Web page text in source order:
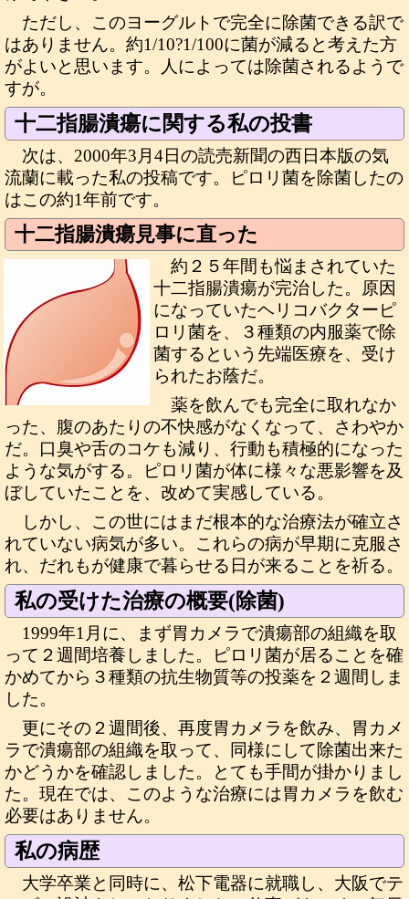
ただし、このヨーグルトで完全に除菌できる訳で
はありません。約1/10?1/100に菌が減ると考えた方
がよいと思います。人によっては除菌されるようで
すが。
十二指腸潰瘍に関する私の投書
次は、2000年3月4日の読売新聞の西日本版の気
流蘭に載った私の投稿です。ピロリ菌を除菌したの
はこの約1年前です。
十二指腸潰瘍見事に直った
約２５年間も悩まされていた
十二指腸潰瘍が完治した。原因
になっていたヘリコバクターピ
ロリ菌を、３種類の内服薬で除
菌するという先端医療を、受け
られたお蔭だ。
薬を飲んでも完全に取れなか
った、腹のあたりの不快感がなくなって、さわやか
だ。口臭や舌のコケも減り、行動も積極的になった
ような気がする。ピロリ菌が体に様々な悪影響を及
ぼしていたことを、改めて実感している。
しかし、この世にはまだ根本的な治療法が確立さ
れていない病気が多い。これらの病が早期に克服さ
れ、だれもが健康で暮らせる日が来ることを祈る。
私の受けた治療の概要(除菌)
1999年1月に、まず胃カメラで潰瘍部の組織を取
って２週間培養しました。ピロリ菌が居ることを確
かめてから３種類の抗生物質等の投薬を２週間しま
した。
更にその２週間後、再度胃カメラを飲み、胃カメ
ラで潰瘍部の組織を取って、同様にして除菌出来た
かどうかを確認しました。とても手間が掛かりまし
た。現在では、このような治療には胃カメラを飲む
必要はありません。
私の病歴
大学卒業と同時に、松下電器に就職し、大阪でテ